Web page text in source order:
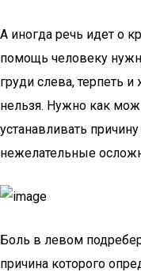
А иногда речь идет о
помощь человеку
груди слева, терпеть
нельзя. Нужно как
устанавливать
нежелательные
Боль в левом
причина которого